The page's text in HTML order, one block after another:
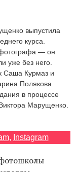
выпустила
курса.
— он
уже без него.
Саша Курмаз и
Полякова
в процессе
Марущенко.
, Instagram